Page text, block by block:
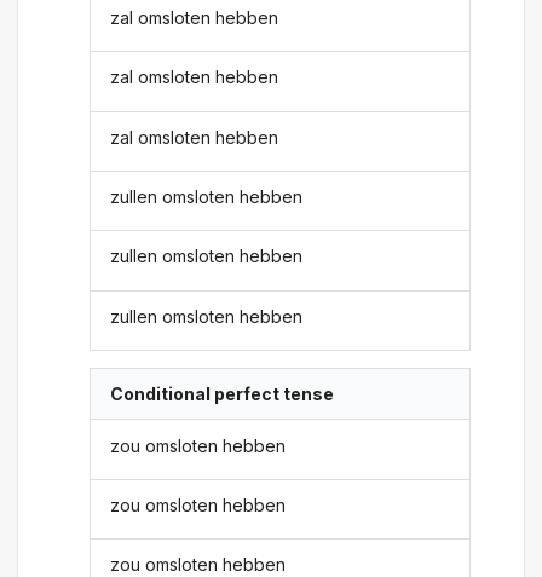
zal omsloten hebben
zal omsloten hebben
zal omsloten hebben
zullen omsloten hebben
zullen omsloten hebben
zullen omsloten hebben
Conditional perfect tense
zou omsloten hebben
zou omsloten hebben
zou omsloten hebben